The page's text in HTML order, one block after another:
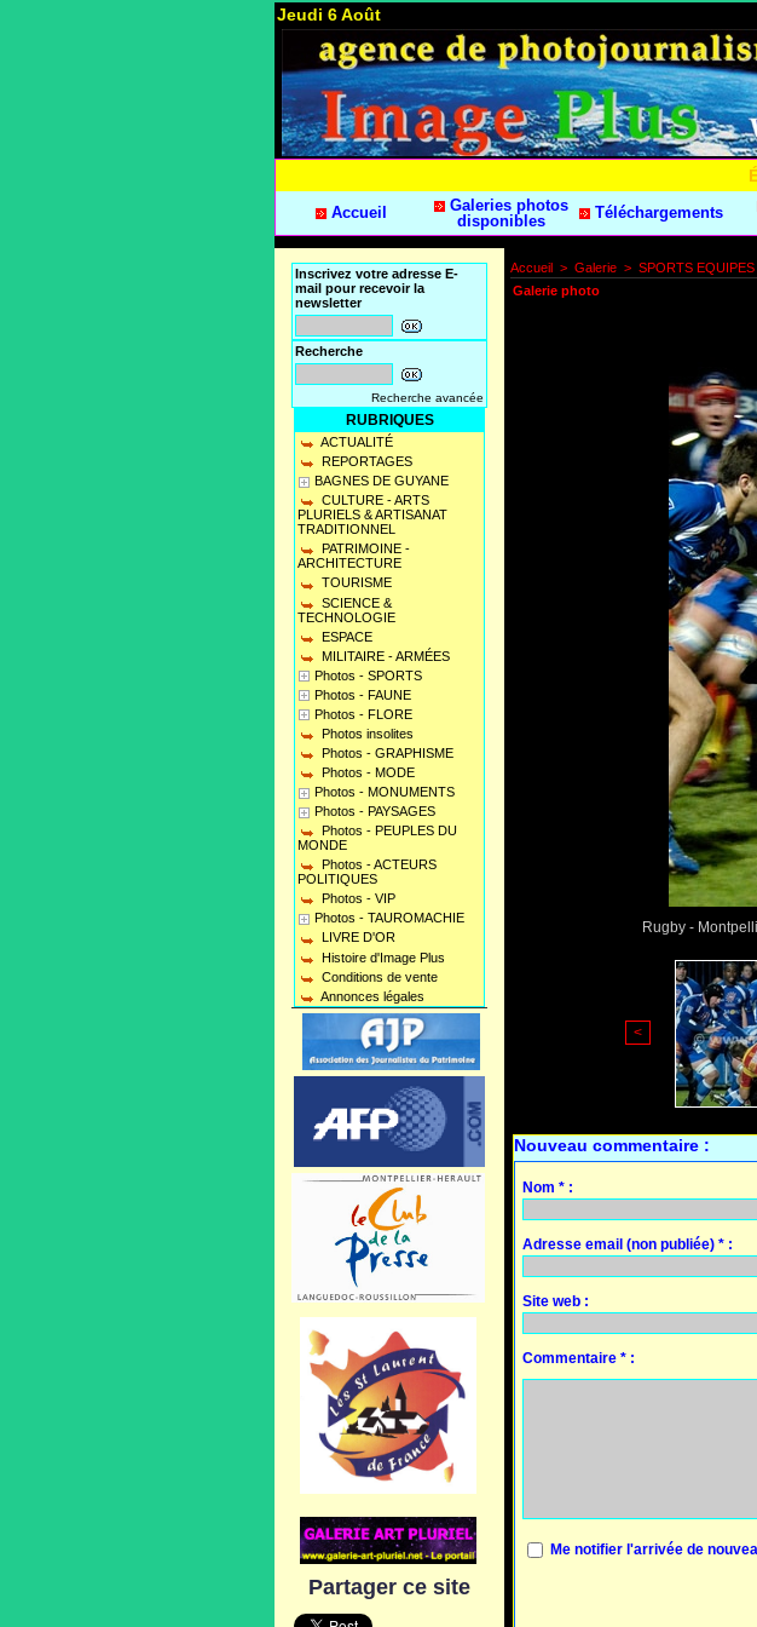
Jeudi 6 Août
Accueil
Galeries photos
disponibles
Téléchargements
Inscrivez votre adresse E-
mail pour recevoir la
newsletter
Recherche
Recherche avancée
RUBRIQUES
ACTUALITÉ
REPORTAGES
BAGNES DE GUYANE
CULTURE - ARTS
PLURIELS & ARTISANAT
TRADITIONNEL
PATRIMOINE -
ARCHITECTURE
TOURISME
SCIENCE &
TECHNOLOGIE
ESPACE
MILITAIRE - ARMÉES
Photos - SPORTS
Photos - FAUNE
Photos - FLORE
Photos insolites
Photos - GRAPHISME
Photos - MODE
Photos - MONUMENTS
Photos - PAYSAGES
Photos - PEUPLES DU
MONDE
Photos - ACTEURS
POLITIQUES
Photos - VIP
Photos - TAUROMACHIE
LIVRE D'OR
Histoire d'Image Plus
Conditions de vente
Annonces légales
Partager ce site
Accueil > Galerie > SPORTS
Galerie photo
Rugby -
<
Nouveau commentaire :
Nom * :
Adresse email (non publiée) * :
Site web :
Commentaire * :
Me notifier l'arrivée de